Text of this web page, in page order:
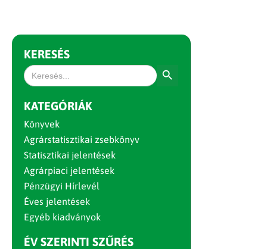
KERESÉS
Search
for:
KATEGÓRIÁK
Könyvek
Agrárstatisztikai zsebkönyv
Statisztikai jelentések
Agrárpiaci jelentések
Pénzügyi Hírlevél
Éves jelentések
Egyéb kiadványok
ÉV SZERINTI SZŰRÉS